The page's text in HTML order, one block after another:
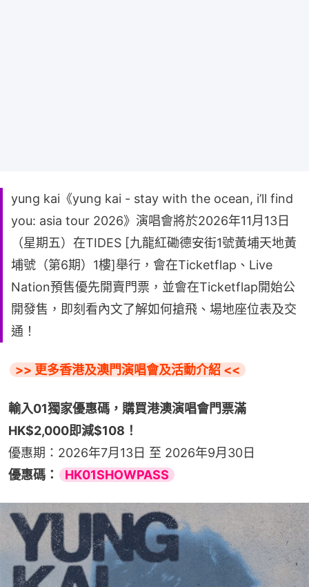
yung kai《yung kai - stay with the ocean, i’ll find
you: asia tour 2026》演唱會將於2026年11月13日
（星期五）在TIDES [九龍紅磡德安街1號黃埔天地黃
埔號（第6期）1樓]舉行，會在Ticketflap、Live
Nation預售優先開賣門票，並會在Ticketflap開始公
開發售，即刻看內文了解如何搶飛、場地座位表及交
通！
>> 更多香港及澳門演唱會及活動介紹 <<
輸入01獨家優惠碼，購買港澳演唱會門票滿
HK$2,000即減$108！
優惠期：2026年7月13日 至 2026年9月30日
優惠碼：
HK01SHOWPASS